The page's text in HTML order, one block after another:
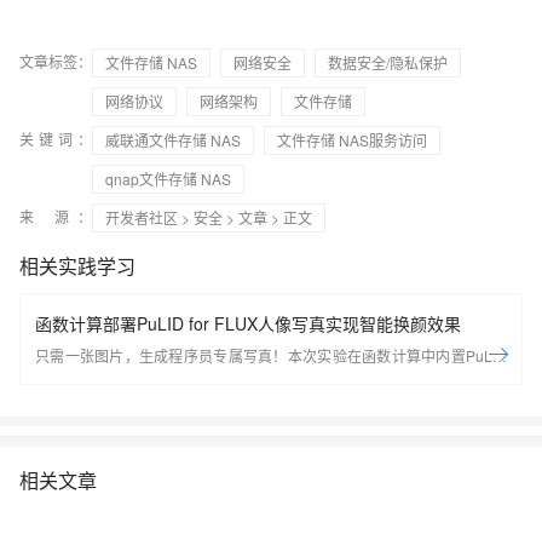
文章标签： 文件存储 NAS 网络安全
数据安全/隐私保护
网络协议
网络架构
文件存储
关键词：
威联通文件存储 NAS
文件存储 NAS服务访问
qnap文件存储 NAS
来 源：
开发者社区 > 安全 > 文章 > 正文
相关实践学习
函数计算部署PuLID for FLUX人像写真实现智能换颜效果
只需一张图片，生成程序员专属写真！本次实验在函数计算中内置PuLID
相关文章